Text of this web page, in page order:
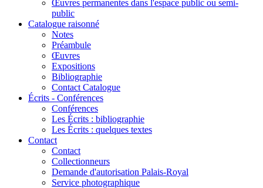
Œuvres permanentes dans l'espace public ou semi-
public
Catalogue raisonné
Notes
Préambule
Œuvres
Expositions
Bibliographie
Contact Catalogue
Écrits - Conférences
Conférences
Les Écrits : bibliographie
Les Écrits : quelques textes
Contact
Contact
Collectionneurs
Demande d'autorisation Palais-Royal
Service photographique